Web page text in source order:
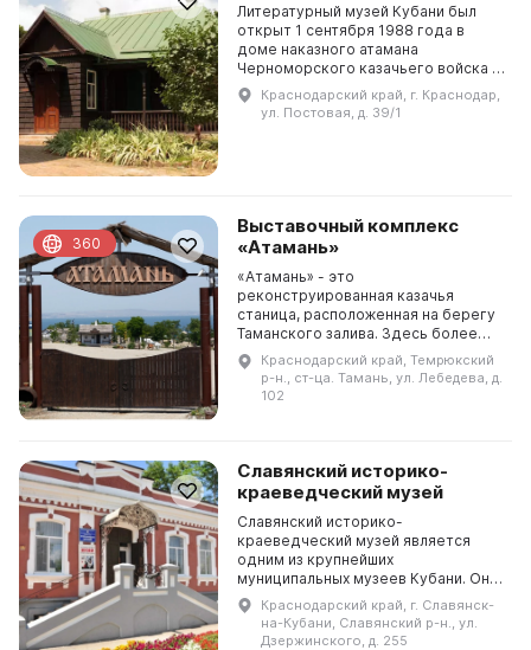
Литературный музей Кубани был
открыт 1 сентября 1988 года в
доме наказного атамана
Черноморского казачьего войска Я.
Г. Кухаренко, построенном в
первой четверти XIX века. Здесь
представлена история ли...
Краснодарский край, г. Краснодар,
ул. Постовая, д. 39/1
Выставочный комплекс
«Атамань»
«Атамань» - это
реконструированная казачья
станица, расположенная на берегу
Таманского залива. Здесь более
200 лет назад была высажена
первая колония черноморских
казаков. С тех пор история
Краснодарский край, Темрюкский
р-н., ст-ца. Тамань, ул. Лебедева, д.
102
360
Славянский историко-
краеведческий музей
Славянский историко-
краеведческий музей является
одним из крупнейших
муниципальных музеев Кубани. Он
был основан в 1976 году и получил в
1982 году звание народного. В 1993
году музей получил статус Му...
Краснодарский край, г. Славянск-
на-Кубани, Славянский р-н., ул.
Дзержинского, д. 255